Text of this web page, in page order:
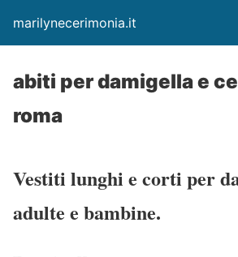
marilynecerimonia.it
abiti per damigella e
roma
Vestiti lunghi e corti per
adulte e bambine.